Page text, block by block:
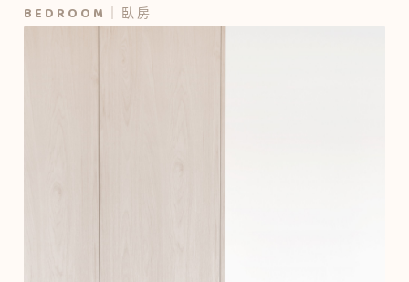
BEDROOM｜臥房